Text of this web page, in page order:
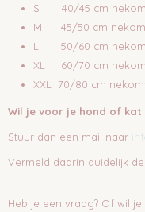
S 40/45 cm
M 45/50 cm
L 50/60 cm
XL 60/70 cm
XXL 70/80 cm
Wil je voor je hond of kat
Stuur dan een mail naar
Vermeld daarin duidelijk
Heb je een vraag? Of wil